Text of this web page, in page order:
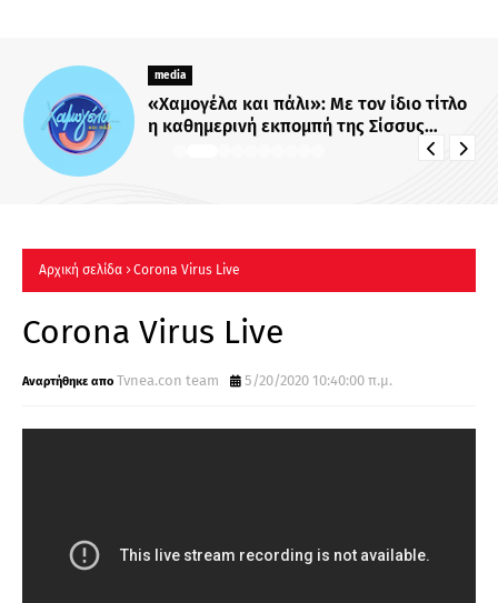
media
«Χαμογέλα και πάλι»: Με τον ίδιο τίτλο
η καθημερινή εκπομπή της Σίσσυς
Αρχική σελίδα Corona Virus Live
Corona Virus Live
Tvnea.con team 5/20/2020 10:40:00 π.μ.